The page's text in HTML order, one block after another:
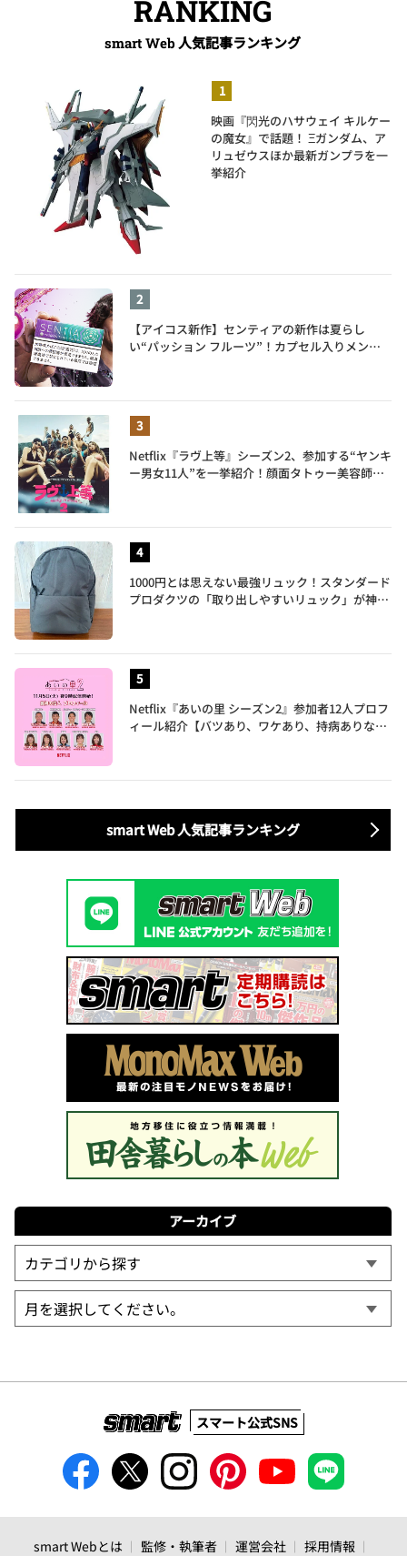
RANKING
smart Web 人気記事ランキング
映画『閃光のハサウェイ キルケー
の魔女』で話題！ Ξガンダム、ア
リュゼウスほか最新ガンプラを一
挙紹介
【アイコス新作】センティアの新作は夏らし
い“パッション フルーツ”！カプセル入りメンソ
Netflix『ラヴ上等』シーズン2、参加する“ヤンキ
ー男女11人”を一挙紹介！顔面タトゥー美容師、
1000円とは思えない最強リュック！スタンダード
プロダクツの「取り出しやすいリュック」が神す
Netflix『あいの里 シーズン2』参加者12人プロフ
ィール紹介【バツあり、ワケあり、持病ありな35
smart Web 人気記事ランキング
アーカイブ
スマート公式SNS
smart Webとは 監修・執筆者 運営会社 採用情報